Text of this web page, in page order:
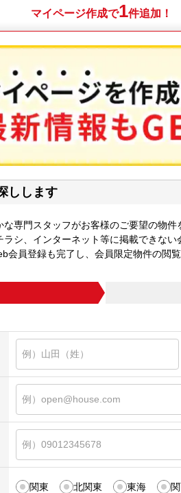
マイページ作成で1件追加！
しします
専門スタッフがお客様のご要望の物件
シ、インターネット等に掲載できない
員登録も完了し、会員限定物件の閲
関東 北関東 東海